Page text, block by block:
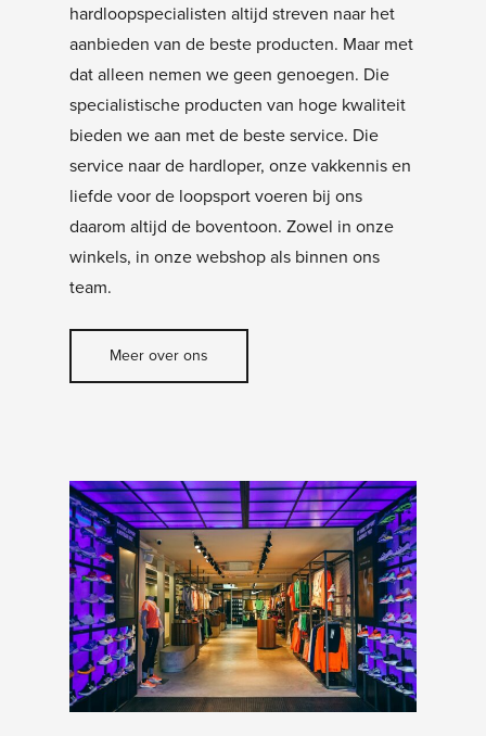
hardloopspecialisten altijd streven naar het
aanbieden van de beste producten. Maar met
dat alleen nemen we geen genoegen. Die
specialistische producten van hoge kwaliteit
bieden we aan met de beste service. Die
service naar de hardloper, onze vakkennis en
liefde voor de loopsport voeren bij ons
daarom altijd de boventoon. Zowel in onze
winkels, in onze webshop als binnen ons
team.
Meer over ons